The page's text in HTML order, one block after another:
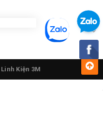
Linh Kiện 3M